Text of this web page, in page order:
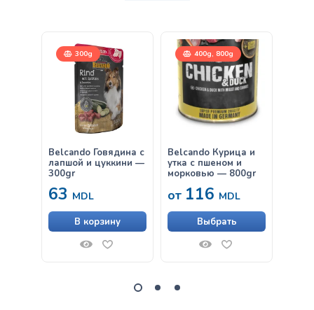
300g
Belcando Говядина с
лапшой и цуккини —
300gr
63 MDL
В корзину
400g, 800g
Belcando Курица и
утка с пшеном и
морковью — 800gr
от 116 MDL
Выбрать